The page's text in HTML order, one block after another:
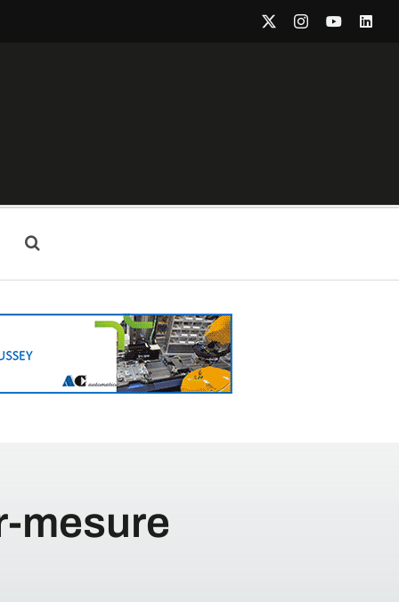
mesure